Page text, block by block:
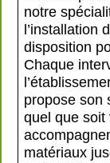
notre
l’installation
disposition
Chaque
propose son
quel que soit
matériaux